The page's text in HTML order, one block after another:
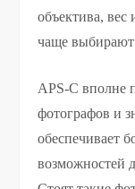
объектива, вес
чаще
APS-C вполне
фотографов и
обеспечивает
возможностей